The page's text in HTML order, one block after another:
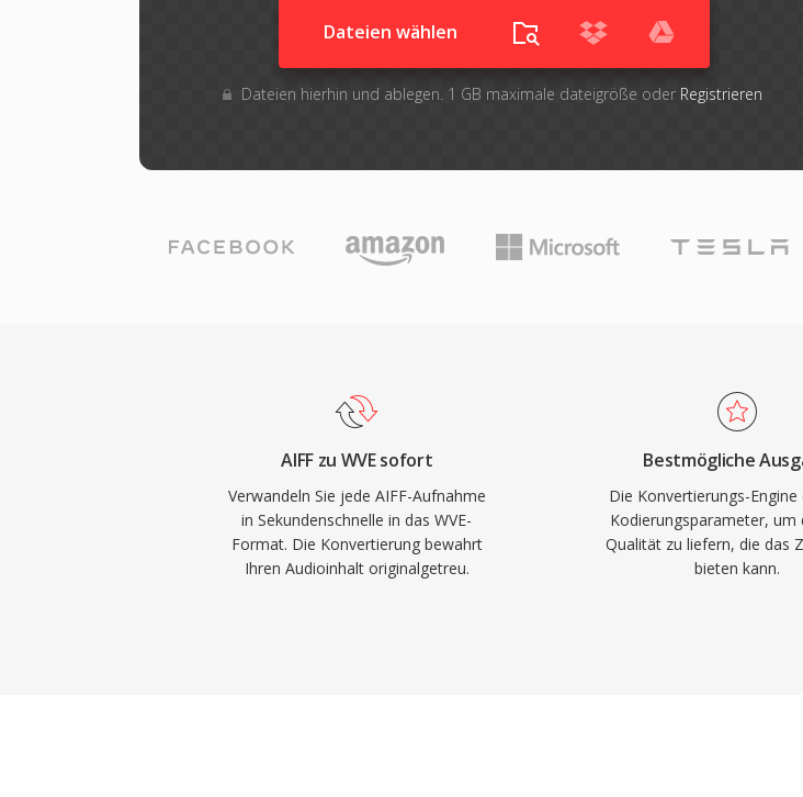
Dateien wählen
Dateien hierhin und ablegen. 1 GB maximale dateigröße oder Registrieren
AIFF zu WVE sofort
Verwandeln Sie jede AIFF-Aufnahme
in Sekundenschnelle in das WVE-
Format. Die Konvertierung bewahrt
Ihren Audioinhalt originalgetreu.
Bestmögliche
Die Konvertierungs-
Kodierungsparameter, um
Qualität zu liefern, die das
bieten kann.